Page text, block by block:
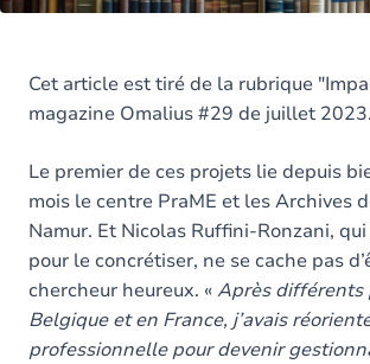
Cet article est tiré de la rubrique
magazine Omalius #29 de juillet 2023.
Le premier de ces projets lie depuis
mois le centre PraME et les Archives
Namur. Et Nicolas Ruffini-Ronzani,
pour le concrétiser, ne se cache pas
chercheur heureux. «Après différents
Belgique et en France, j’avais
professionnelle pour devenir